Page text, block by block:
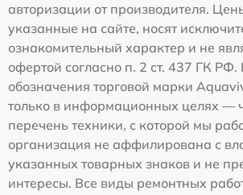
авторизации от производителя.
указанные на сайте, носят
ознакомительный характер и не
офертой согласно п. 2 ст. 437 ГК
обозначения торговой марки
только в информационных целях —
перечень техники, с которой мы
организация не аффилирована с
указанных товарных знаков и не
интересы. Все виды ремонтных